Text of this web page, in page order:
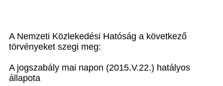
A Nemzeti Közlekedési Hatóság a következő
törvényeket szegi meg:
A jogszabály mai napon (2015.V.22.) hatályos
állapota